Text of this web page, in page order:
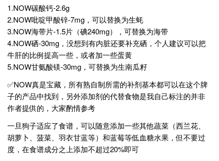
1.NOW碳酸钙-2.6g
2.NOW吡啶甲酸锌-7mg，可以替换为生蚝
3.NOW海带片-1.5片（碘240mg），可替换为海带
4.NOW硒-30mg，没想到有内脏还要补充硒，个人建议可以把
牛肝的比例提高一些，或者加一些蛋黄
5.NOW甘氨酸镁-30mg，可替换为生南瓜籽
✅NOW真是宝藏，所有熟自制所需的补剂基本都可以在这个牌
子的产品中找到，另外添加剂的代替食物是我自己标注的并非
作者提供的，大家酌情参考
一旦狗子适应了食谱，可以随意添加一些其他蔬菜（西兰花、
胡萝卜、菠菜、羽衣甘蓝等）和蓝莓等低血糖水果，但不要过
度，在食谱成分之上添加不超过20%即可